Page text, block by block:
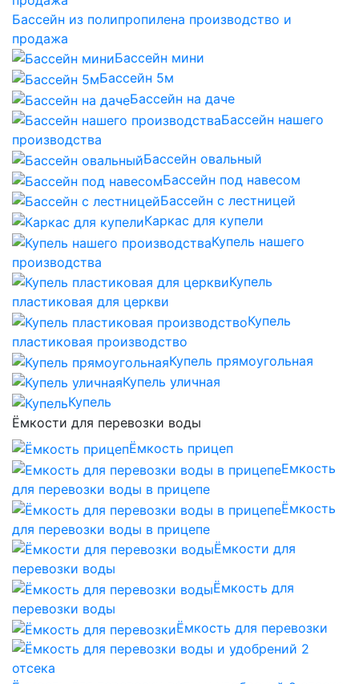
Бассейн из полипропилена производство и
продажа
Бассейн мини
Бассейн 5м
Бассейн на даче
Бассейн нашего
производства
Бассейн овальный
Бассейн под навесом
Бассейн с лестницей
Каркас для купели
Купель нашего
производства
Купель
пластиковая для церкви
Купель
пластиковая производство
Купель прямоугольная
Купель уличная
Купель
Ёмкости для перевозки воды
Ёмкость прицеп
Емкость
для перевозки воды в прицепе
Ёмкость
для перевозки воды в прицепе
Ёмкости для
перевозки воды
Ёмкость для
перевозки воды
Ёмкость для перевозки